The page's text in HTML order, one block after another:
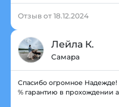
Отзыв от 18.12.2024
Лейла К.
Самара
Спасибо огромное Надежде!
% гарантию в прохождении